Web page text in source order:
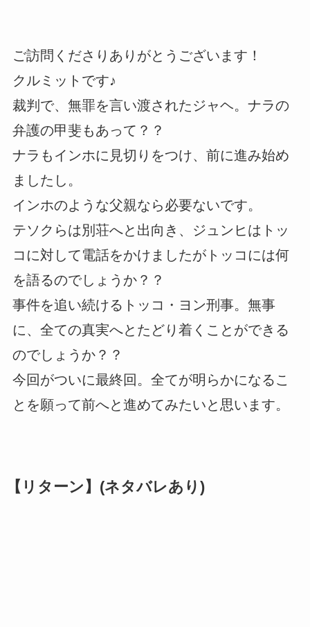
ご訪問くださりありがとうございます！
クルミットです♪
裁判で、無罪を言い渡されたジャヘ。ナラの
弁護の甲斐もあって？？
ナラもインホに見切りをつけ、前に進み始め
ましたし。
インホのような父親なら必要ないです。
テソクらは別荘へと出向き、ジュンヒはトッ
コに対して電話をかけましたがトッコには何
を語るのでしょうか？？
事件を追い続けるトッコ・ヨン刑事。無事
に、全ての真実へとたどり着くことができる
のでしょうか？？
今回がついに最終回。全てが明らかになるこ
とを願って前へと進めてみたいと思います。
【リターン】(ネタバレあり)